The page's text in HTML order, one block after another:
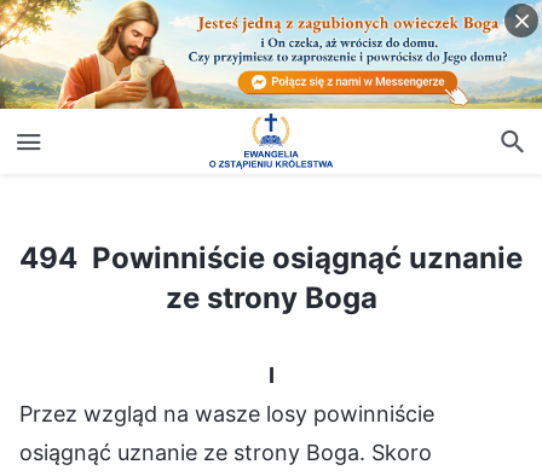
494 Powinniście osiągnąć uznanie ze strony Boga
494 Powinniście osiągnąć uznanie
ze strony Boga
I
Przez wzgląd na wasze losy powinniście
osiągnąć uznanie ze strony Boga. Skoro